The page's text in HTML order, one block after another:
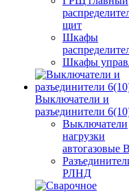
щит
Шкафы
Шкафы
Выключатели и
разъединители
Выключатели
нагрузки
автогазовые
РЛНД